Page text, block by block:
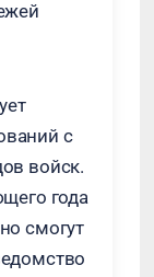
с
войск.
года
смогут